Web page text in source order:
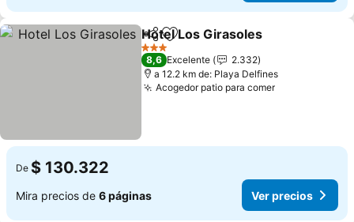
CompartirAgregar a favoritos
Hotel Los Girasoles
3 Estrellas
8,6 Excelente
2.332
a 12.2 km de: Playa Delfines
Acogedor patio para comerVer precios
De $ 130.322
Mira precios de 6 páginas Ver precios